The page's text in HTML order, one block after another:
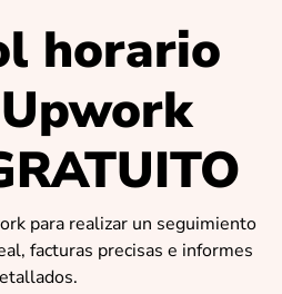
horario
para realizar un seguimiento
facturas precisas e informes